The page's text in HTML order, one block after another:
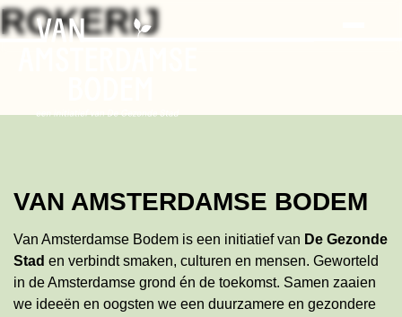
Skip
to
Search
ROKERIJ
VAN AMSTERDAMSE BODEM
Van Amsterdamse Bodem is een initiatief van De Gezonde
Stad en verbindt smaken, culturen en mensen. Geworteld
in de Amsterdamse grond én de toekomst. Samen zaaien
we ideeën en oogsten we een duurzamere en gezondere